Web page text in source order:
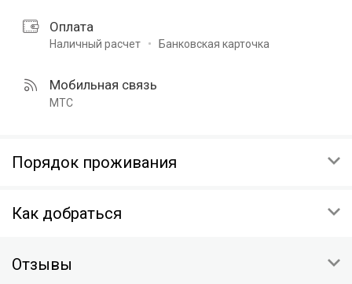
Оплата
Наличный расчет Банковская карточка
Мобильная связь
МТС
Порядок проживания
14:00-23:00
12:00
Как добраться
На автомобиле:
Отзывы